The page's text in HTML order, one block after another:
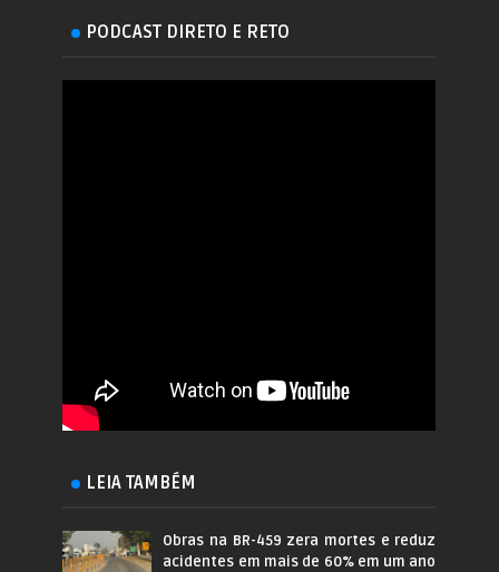
PODCAST DIRETO E RETO
LEIA TAMBÉM
Obras na BR-459 zera mortes e reduz
acidentes em mais de 60% em um ano